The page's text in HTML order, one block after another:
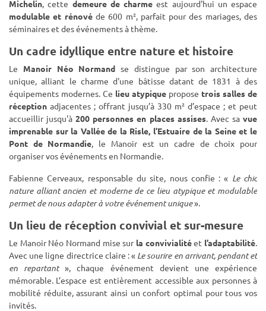
Michelin, cette demeure de charme est aujourd'hui un espace
modulable et rénovéde 600 m², parfait pour des mariages, des
séminaires et des événements à thème.
Un cadre idyllique entre nature et histoire
Le Manoir Néo Normand se distingue par son architecture
unique, alliant le charme d'une bâtisse datant de 1831 à des
équipements modernes. Ce lieu atypique propose trois salles de
réception adjacentes ; offrant jusqu’à 330 m² d’espace ; et peut
accueillir jusqu'à200 personnes en places assises. Avec savue
imprenable sur la Vallée de la Risle, l’Estuaire de la Seine et le
Pont de Normandie, le Manoir est un cadre de choix pour
organiser vos événements en Normandie.
Fabienne Cerveaux, responsable du site, nous confie : « Le chic
nature alliant ancien et moderne de ce lieu atypique et modulable
permet de nous adapter à votre événement unique».
Un lieu de réception convivial et sur-mesure
Le Manoir Néo Normand mise sur la convivialitéet l’adaptabilité.
Avec une ligne directrice claire : « Le sourire en arrivant, pendant et
en repartant», chaque événement devient une expérience
mémorable. L’espace est entièrement accessible aux personnes à
mobilité réduite, assurant ainsi un confort optimal pour tous vos
invités.